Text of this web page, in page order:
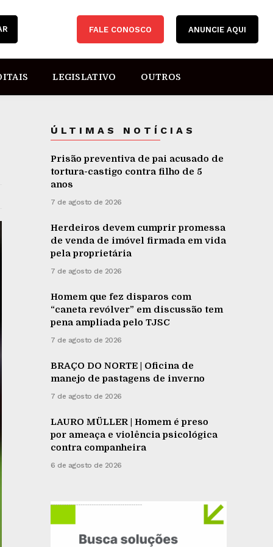
FALE CONOSCO ANUNCIE AQUI
LEGISLATIVO OUTROS
ÚLTIMAS NOTÍCIAS
Prisão preventiva de pai acusado de
tortura-castigo contra filho de 5
anos
7 de agosto de 2026
Herdeiros devem cumprir promessa
de venda de imóvel firmada em vida
pela proprietária
7 de agosto de 2026
Homem que fez disparos com
“caneta revólver” em discussão tem
pena ampliada pelo TJSC
7 de agosto de 2026
BRAÇO DO NORTE | Oficina de
manejo de pastagens de inverno
7 de agosto de 2026
LAURO MÜLLER | Homem é preso
por ameaça e violência psicológica
contra companheira
6 de agosto de 2026